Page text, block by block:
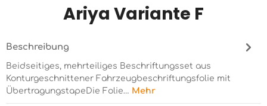
Ariya Variante F
Beschreibung
Beidseitiges, mehrteiliges Beschriftungsset aus
Konturgeschnittener Fahrzeugbeschriftungsfolie mit
ÜbertragungstapeDie Folie… Mehr